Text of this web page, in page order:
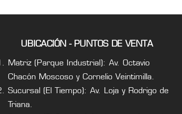
UBICACIÓN - PUNTOS DE VENTA
Matriz (Parque Industrial): Av. Octavio
Chacón Moscoso y Cornelio Veintimilla.
Sucursal (El Tiempo): Av. Loja y Rodrigo de
Triana.